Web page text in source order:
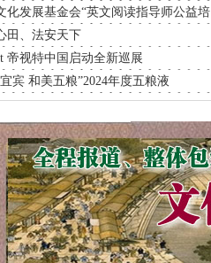
化发展基金会“英文阅读指导师公益培
田、法安天下
帝视特中国启动全新巡展
宾 和美五粮”2024年度五粮液